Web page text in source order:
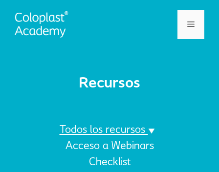
Recursos
Todos los recursos
Acceso a Webinars
Checklist